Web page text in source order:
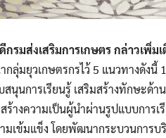
ส่งเสริมการเกษตร กล่าวเพิ่ม
ลุ่มยุวเกษตรกรไว้ 5 แนวทางดังนี้
นุนการเรียนรู้ เสริมสร้างทักษะด้
ร้างความเป็นผู้นำผ่านรูปแบบการ
มเข้มแข็ง โดยพัฒนากระบวนการ